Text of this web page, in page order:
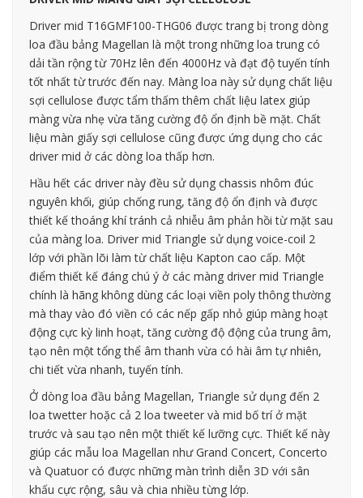
Driver mid T16GMF100-THG06 được trang bị trong dòng
loa đầu bảng Magellan là một trong những loa trung có
dải tần rộng từ 70Hz lên đến 4000Hz và đạt độ tuyến tính
tốt nhất từ trước đến nay. Màng loa này sử dụng chất liệu
sợi cellulose được tẩm thấm thêm chất liệu latex giúp
màng vừa nhẹ vừa tăng cường độ ổn định bề mặt. Chất
liệu màn giấy sợi cellulose cũng được ứng dụng cho các
driver mid ở các dòng loa thấp hơn.
Hầu hết các driver này đều sử dụng chassis nhôm đúc
nguyên khối, giúp chống rung, tăng độ ổn định và được
thiết kế thoáng khí tránh cả nhiễu âm phản hồi từ mặt sau
của màng loa. Driver mid Triangle sử dụng voice-coil 2
lớp với phần lõi làm từ chất liệu Kapton cao cấp. Một
điểm thiết kế đáng chú ý ở các màng driver mid Triangle
chính là hãng không dùng các loại viền poly thông thường
mà thay vào đó viền có các nếp gấp nhỏ giúp màng hoạt
động cực kỳ linh hoạt, tăng cường độ động của trung âm,
tạo nên một tổng thể âm thanh vừa có hài âm tự nhiên,
chi tiết vừa nhanh, tuyến tính.
Ở dòng loa đầu bảng Magellan, Triangle sử dụng đến 2
loa twetter hoặc cả 2 loa tweeter và mid bố trí ở mặt
trước và sau tạo nên một thiết kế lưỡng cực. Thiết kế này
giúp các mẫu loa Magellan như Grand Concert, Concerto
và Quatuor có được những màn trình diễn 3D với sân
khấu cực rộng, sâu và chia nhiều từng lớp.